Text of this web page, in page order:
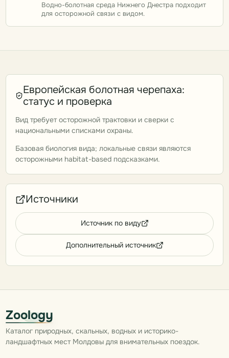
Водно-болотная среда Нижнего Днестра подходит
для осторожной связи с видом.
Европейская болотная черепаха:
статус и проверка
Вид требует осторожной трактовки и сверки с
национальными списками охраны.
Базовая биология вида; локальные связи являются
осторожными habitat-based подсказками.
Источники
Источник по виду
Дополнительный источник
Zoology
Каталог природных, скальных, водных и историко-
ландшафтных мест Молдовы для внимательных поездок.